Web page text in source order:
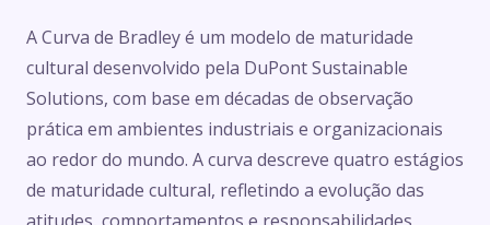
A Curva de Bradley é um modelo de maturidade
cultural desenvolvido pela DuPont Sustainable
Solutions, com base em décadas de observação
prática em ambientes industriais e organizacionais
ao redor do mundo. A curva descreve quatro estágios
de maturidade cultural, refletindo a evolução das